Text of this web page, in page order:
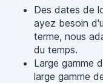
Des dates de
ayez besoin
terme, nous
du temps.
Large gamme
large gamme